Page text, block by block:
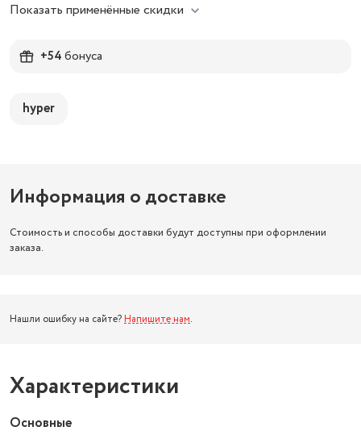
Показать применённые скидки
+54бонуса
hyper
Информация о доставке
Стоимость и способы доставки будут доступны при оформлении
заказа.
Нашли ошибку на сайте? Напишите нам.
Характеристики
Основные